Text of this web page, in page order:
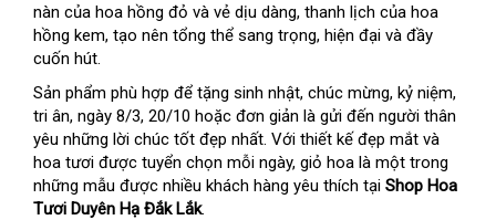
nàn của hoa hồng đỏ và vẻ dịu dàng, thanh lịch của hoa
hồng kem, tạo nên tổng thể sang trọng, hiện đại và đầy
cuốn hút.
Sản phẩm phù hợp để tặng sinh nhật, chúc mừng, kỷ niệm,
tri ân, ngày 8/3, 20/10 hoặc đơn giản là gửi đến người thân
yêu những lời chúc tốt đẹp nhất. Với thiết kế đẹp mắt và
hoa tươi được tuyển chọn mỗi ngày, giỏ hoa là một trong
những mẫu được nhiều khách hàng yêu thích tại Shop Hoa
Tươi Duyên Hạ Đắk Lắk.